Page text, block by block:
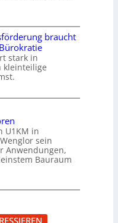
braucht
stark in
kleinteilige
U1KM in
sein
Anwendungen,
Bauraum